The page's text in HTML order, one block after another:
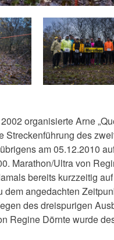
organisierte Arne
Streckenführung des
am 05.12.2010
Marathon/Ultra von
bereits kurzzeitig
dem angedachten
des dreispurigen
Regine Dörnte wurde